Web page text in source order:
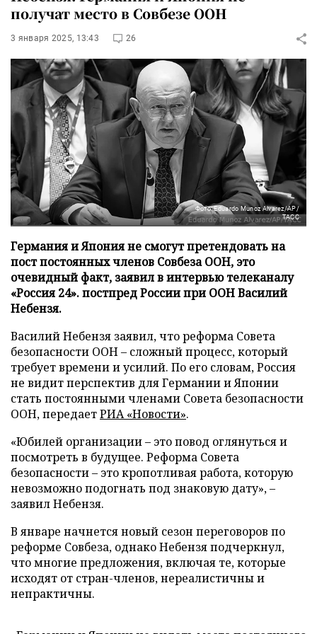
получат место в Совбезе ООН
3 января 2025, 13:43 26
Фото: Eduardo Munoz Alvarez/AP/
ТАСС
Германия и Япония не смогут претендовать на
пост постоянных членов Совбеза ООН, это
очевидный факт, заявил в интервью телеканалу
«Россия 24». постпред России при ООН Василий
Небензя.
Василий Небензя заявил, что реформа Совета
безопасности ООН – сложный процесс, который
требует времени и усилий. По его словам, Россия
не видит перспектив для Германии и Японии
стать постоянными членами Совета безопасности
ООН, передаетРИА «Новости».
«Юбилей организации – это повод оглянуться и
посмотреть в будущее. Реформа Совета
безопасности – это кропотливая работа, которую
невозможно подогнать под знаковую дату», –
заявил Небензя.
В январе начнется новый сезон переговоров по
реформе Совбеза, однако Небензя подчеркнул,
что многие предложения, включая те, которые
исходят от стран-членов, нереалистичны и
непрактичны.